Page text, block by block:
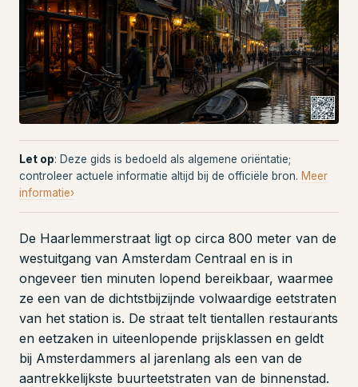
Let op: Deze gids is bedoeld als algemene oriëntatie;
controleer actuele informatie altijd bij de officiële bron. Meer
informatie›
De Haarlemmerstraat ligt op circa 800 meter van de
westuitgang van Amsterdam Centraal en is in
ongeveer tien minuten lopend bereikbaar, waarmee
ze een van de dichtstbijzijnde volwaardige eetstraten
van het station is. De straat telt tientallen restaurants
en eetzaken in uiteenlopende prijsklassen en geldt
bij Amsterdammers al jarenlang als een van de
aantrekkelijkste buurteetstraten van de binnenstad.